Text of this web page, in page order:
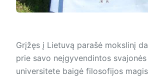
Grįžęs į Lietuvą parašė mokslinį
prie savo neįgyvendintos svajonės
universitete baigė filosofijos